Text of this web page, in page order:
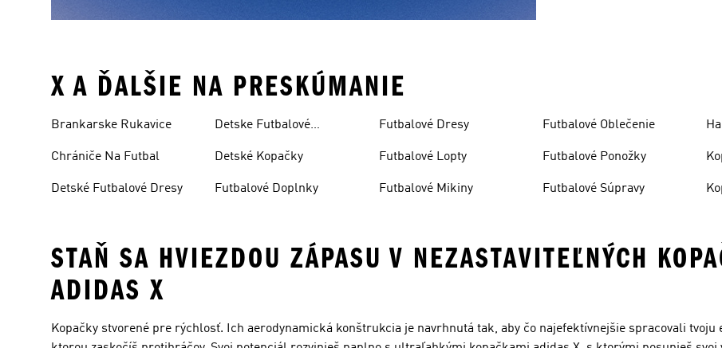
X A ĎALŠIE NA PRESKÚMANIE
Brankarske Rukavice
Chrániče Na Futbal
Detské Futbalové Dresy
Detske Futbalové
Detské Kopačky
Futbalové Doplnky
Futbalové Dresy
Futbalové Lopty
Futbalové Mikiny
Futbalové Oblečenie
Futbalové Ponožky
Futbalové Súpravy
STAŇ SA HVIEZDOU ZÁPASU V NEZASTAVITEĽNÝCH
ADIDAS X
Kopačky stvorené pre rýchlosť. Ich aerodynamická konštrukcia je navrhnutá tak, aby čo najefektívnejšie spracovali tvoju